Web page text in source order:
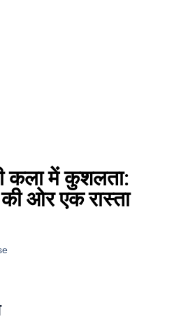
कला में कुशलता:
ओर एक रास्ता